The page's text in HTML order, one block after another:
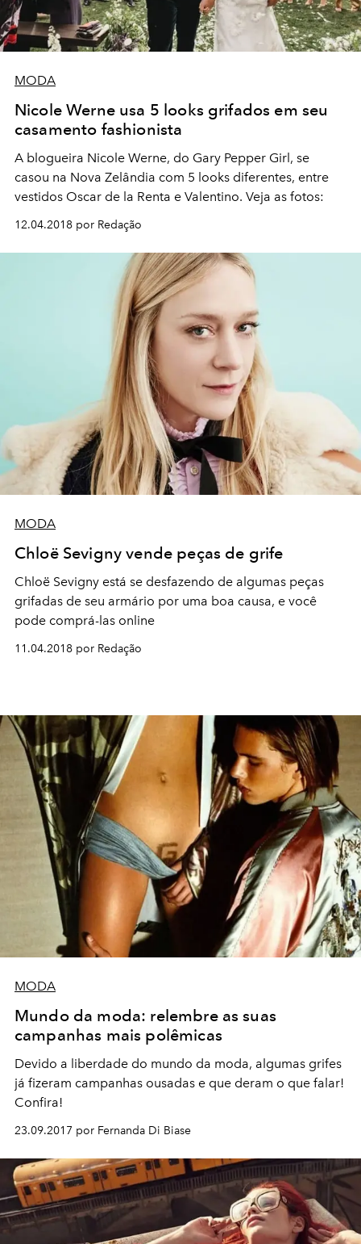
MODA
Nicole Werne usa 5 looks grifados em seu
casamento fashionista
A blogueira Nicole Werne, do Gary Pepper Girl, se
casou na Nova Zelândia com 5 looks diferentes, entre
vestidos Oscar de la Renta e Valentino. Veja as fotos:
12.04.2018 por Redação
MODA
Chloë Sevigny vende peças de grife
Chloë Sevigny está se desfazendo de algumas peças
grifadas de seu armário por uma boa causa, e você
pode comprá-las online
11.04.2018 por Redação
MODA
Mundo da moda: relembre as suas
campanhas mais polêmicas
Devido a liberdade do mundo da moda, algumas grifes
já fizeram campanhas ousadas e que deram o que falar!
Confira!
23.09.2017 por Fernanda Di Biase